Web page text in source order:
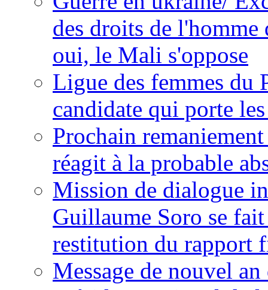
des droits de
oui, le Mali s'oppose
Ligue des femmes du
candidate qui porte
Prochain
réagit à la probable
Mission de dialogue
Guillaume Soro se
restitution du rapport
Message de nouvel